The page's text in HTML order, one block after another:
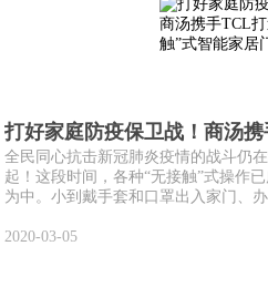
打好家庭防疫保卫战！商汤
全民同心抗击新冠肺炎疫情的战斗仍
起！这段时间，各种“无接触”式操作
为中。小到戴手套和口罩出入家门、办
2020-03-05